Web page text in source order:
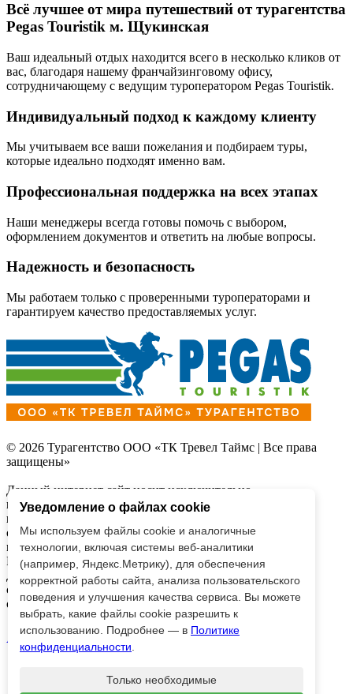
Всё лучшее от мира путешествий от турагентства
Pegas Touristik м. Щукинская
Ваш идеальный отдых находится всего в несколько кликов от
вас, благодаря нашему франчайзинговому офису,
сотрудничающему с ведущим туроператором Pegas Touristik.
Индивидуальный подход к каждому клиенту
Мы учитываем все ваши пожелания и подбираем туры,
которые идеально подходят именно вам.
Профессиональная поддержка на всех этапах
Наши менеджеры всегда готовы помочь с выбором,
оформлением документов и ответить на любые вопросы.
Надежность и безопасность
Мы работаем только с проверенными туроператорами и
гарантируем качество предоставляемых услуг.
© 2026 Турагентство ООО «ТК Тревел Таймс | Все права
защищены»
Данный интернет сайт носит исключительно
информационный характер и
вся информация на нем не является публичной офертой,
определяемой
положениями Статьи 437 (2) Гражданского кодекса
Российской Федерации.
Для получения подробной информации о наличии и
стоимости, пожалуйста,
обращайтесь к менеджерам по продажам.
AppStore Google Play
Уведомление о файлах cookie
Мы используем файлы cookie и аналогичные
технологии, включая системы веб-аналитики
(например, Яндекс.Метрику), для обеспечения
корректной работы сайта, анализа пользовательского
поведения и улучшения качества сервиса. Вы можете
выбрать, какие файлы cookie разрешить к
использованию. Подробнее — в Политике
конфиденциальности
Только необходимые